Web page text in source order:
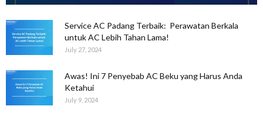
Service AC Padang Terbaik: Perawatan Berkala
untuk AC Lebih Tahan Lama!
July 27, 2024
Awas! Ini 7 Penyebab AC Beku yang Harus Anda
Ketahui
July 9, 2024